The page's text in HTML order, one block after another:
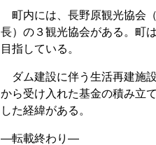
町内には、長野原観光協会
長）の３観光協会がある。町
目指している。
ダム建設に伴う生活再建施
から受け入れた基金の積み立
した経緯がある。
—転載終わり—